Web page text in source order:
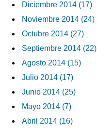
Diciembre 2014 (17)
Noviembre 2014 (24)
Octubre 2014 (27)
Septiembre 2014 (22)
Agosto 2014 (15)
Julio 2014 (17)
Junio 2014 (25)
Mayo 2014 (7)
Abril 2014 (16)